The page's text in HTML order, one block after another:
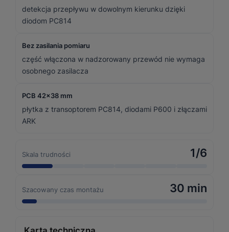
detekcja przepływu w dowolnym kierunku dzięki
diodom PC814
Bez zasilania pomiaru
część włączona w nadzorowany przewód nie wymaga
osobnego zasilacza
PCB 42×38 mm
płytka z transoptorem PC814, diodami P600 i złączami
ARK
Skala trudności 1/6
Szacowany czas montażu 30 min